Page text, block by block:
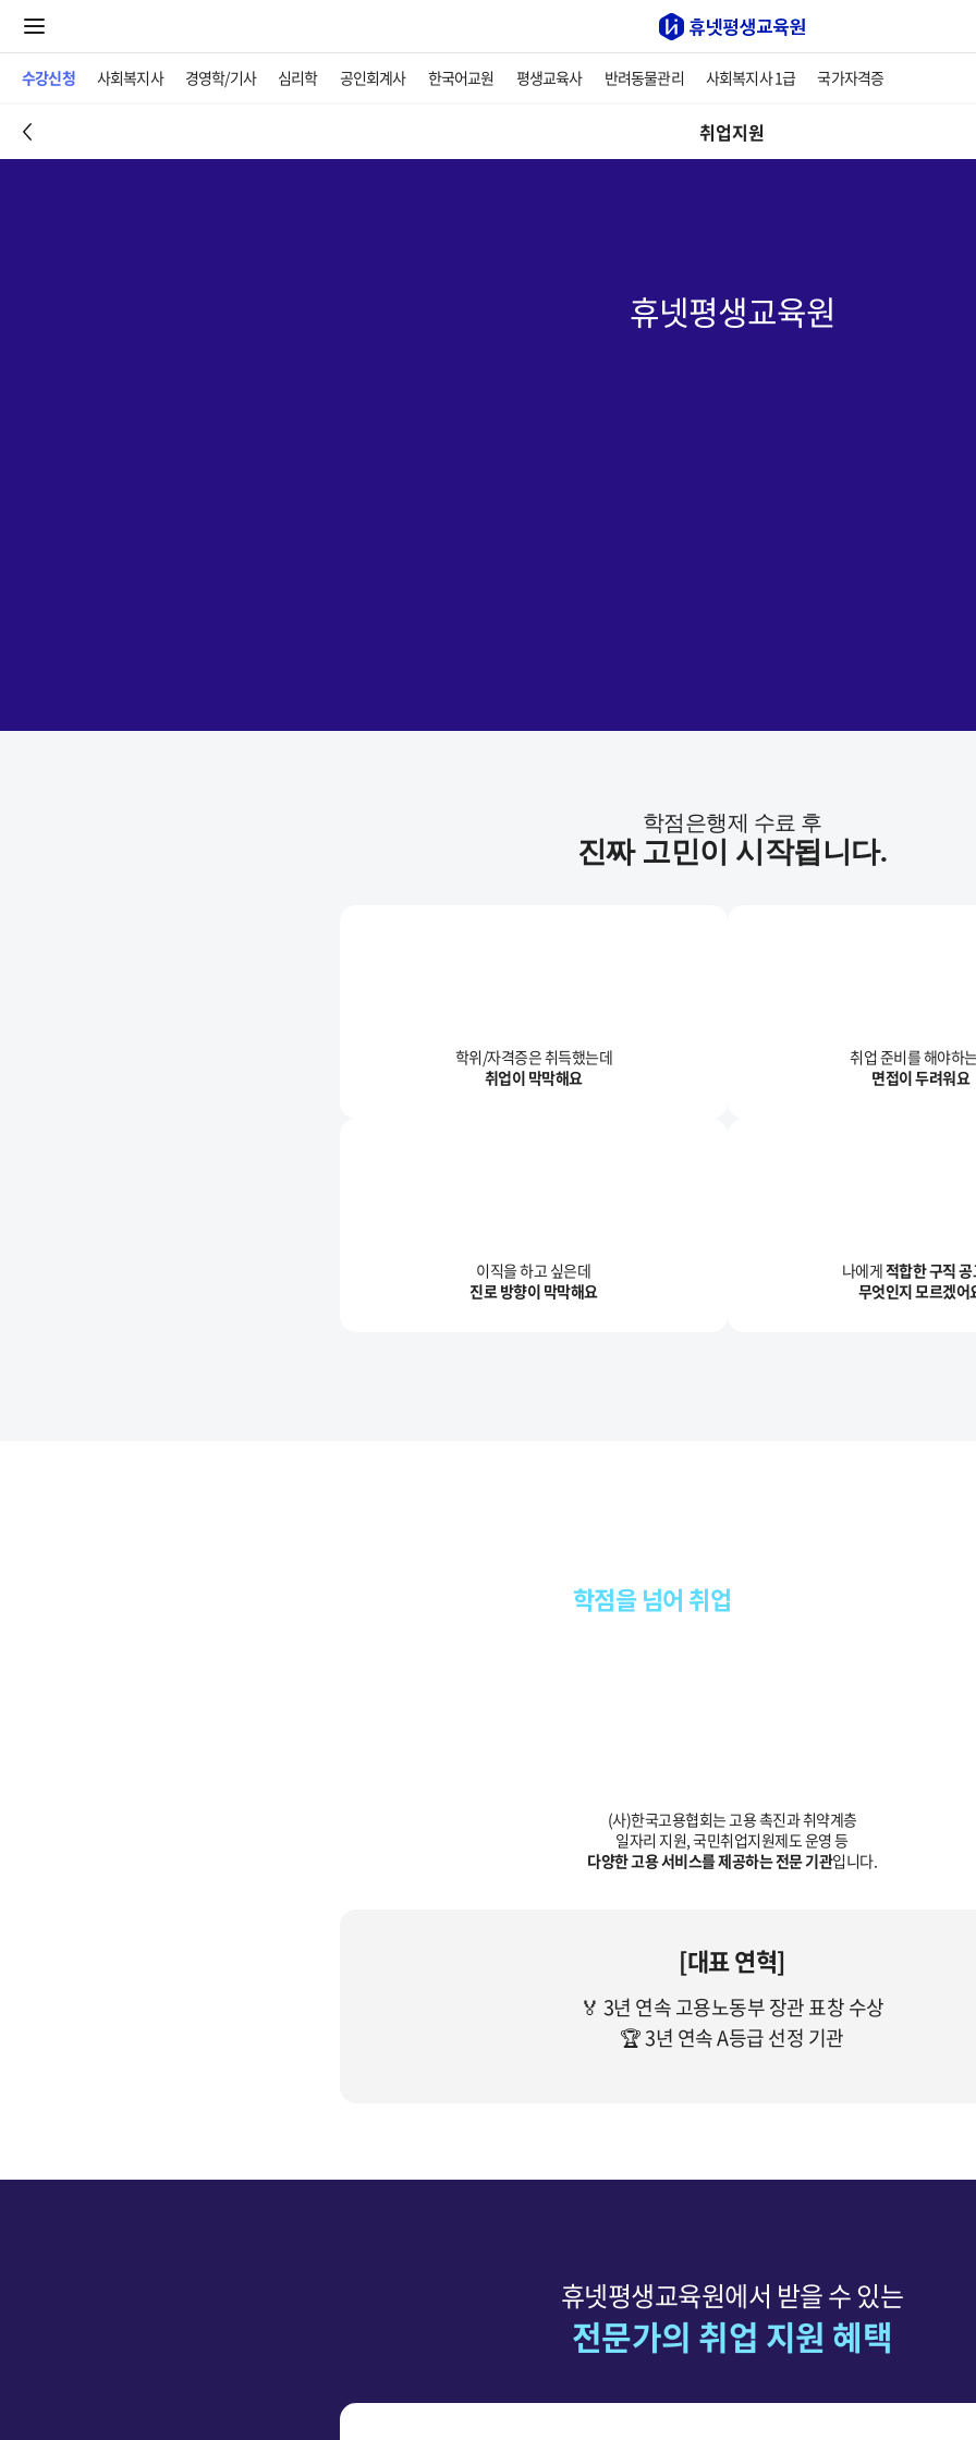
수강신청 사회복지사 경영학/기사 심리학 공인회계사 한국어교원 평생교육사 반려동물관리 사회복지사 1급 국가자격증
취업지원
휴넷평생교육원
학점은행제 수료 후
진짜 고민이 시작됩니다.
학위/자격증은 취득했는데
취업이 막막해요
취업 준비를 해야하
면접이 두려워요
이직을 하고 싶은데
진로 방향이 막막해요
나에게적합한 구직
무엇인지 모르겠어
학점을 넘어 취업
(사)한국고용협회는 고용 촉진과 취약계층
일자리 지원, 국민취업지원제도 운영 등
다양한 고용 서비스를 제공하는 전문 기관입니다.
[대표 연혁]
🏅 3년 연속 고용노동부 장관 표창 수상
🏆 3년 연속 A등급 선정 기관
휴넷평생교육원에서 받을 수 있는
전문가의 취업 지원 혜택